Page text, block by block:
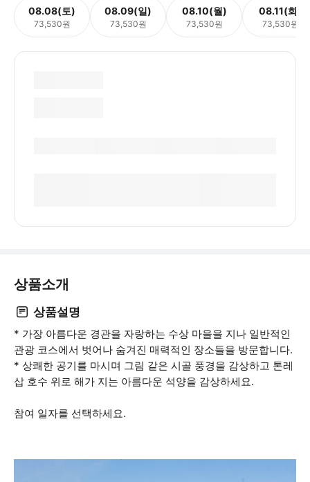
08.08(토)
73,530원
08.09(일)
73,530원
08.10(월)
73,530원
08.11(화)
73,530원
상품소개
상품설명
* 가장 아름다운 경관을 자랑하는 수상 마을을 지나 일반적인
관광 코스에서 벗어나 숨겨진 매력적인 장소들을 방문합니다.
* 상쾌한 공기를 마시며 그림 같은 시골 풍경을 감상하고 톤레
삽 호수 위로 해가 지는 아름다운 석양을 감상하세요.
참여 일자를 선택하세요.